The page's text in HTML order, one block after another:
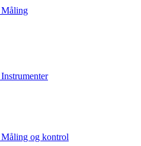
Måling
Instrumenter
Måling og kontrol